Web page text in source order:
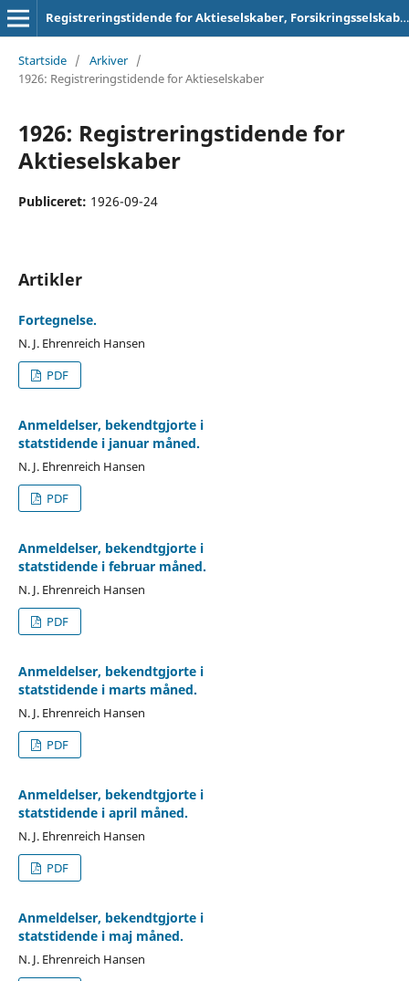
Registreringstidende for Aktieselskaber, Forsikringsselskaber og Foreninger
Startside / Arkiver /
1926: Registreringstidende for Aktieselskaber
1926: Registreringstidende for
Aktieselskaber
Publiceret: 1926-09-24
Artikler
Fortegnelse.
N. J. Ehrenreich Hansen
PDF
Anmeldelser, bekendtgjorte i
statstidende i januar måned.
N. J. Ehrenreich Hansen
PDF
Anmeldelser, bekendtgjorte i
statstidende i februar måned.
N. J. Ehrenreich Hansen
PDF
Anmeldelser, bekendtgjorte i
statstidende i marts måned.
N. J. Ehrenreich Hansen
PDF
Anmeldelser, bekendtgjorte i
statstidende i april måned.
N. J. Ehrenreich Hansen
PDF
Anmeldelser, bekendtgjorte i
statstidende i maj måned.
N. J. Ehrenreich Hansen